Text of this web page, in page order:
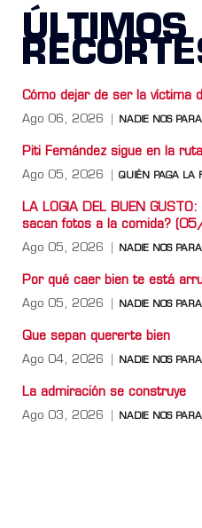
ÚLTIMOS
Cómo dejar de ser la víctima
Ago 06, 2026 NADIE NOS PARA
Piti Fernández sigue en la ruta
Ago 05, 2026 QUIÉN PAGA LA
LA LOGIA DEL BUEN
sacan fotos a la comida?
Ago 05, 2026 NADIE NOS PARA
Por qué caer bien te está
Ago 05, 2026 NADIE NOS PARA
Que sepan quererte bien
Ago 04, 2026 NADIE NOS PARA
La admiración se construye
Ago 03, 2026 NADIE NOS PARA